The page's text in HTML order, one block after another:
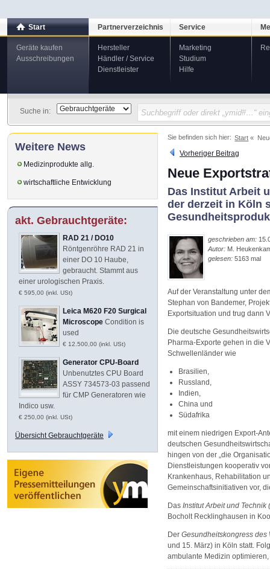
Start
Geräte kaufen
Ausschreibungen
Partnerverzeichnis
Hersteller
Händler / Service
Dienstleister
Service
Marketing
Studium
Hilfe
Suche in:
Sie befinden sich hier: Start
Vorheriger Beitrag
Neue
Das Institut Arbeit
der derzeit in Köln
geschrieben am:
Autor: M.
gelesen: 5163 mal
Auf der Veranstaltung unter
Stephan von Bandemer,
Exportsituation und trug dann
Die deutsche
Pharma-Exporte gehen in die
Schwellenländer wie
Brasilien,
Russland,
Indien,
China und
Südafrika
mit einem niedrigen Export-
deutschen
hingen von der „die
Dienstleistungen kooperativ
Krankenhaus, Rehabilitation
Gemeinschaftsinitiativen vor,
Das Institut Arbeit und Technik
Bocholt Recklinghausen in
Der Gesundheitskongress des
und 15. März) in Köln statt.
ambulante Medizin
Weitere News
Medizinprodukte allg.
wirtschaftliche Entwicklung
akt. Gebrauchtgeräte:
RAD 21 / DO10
Röntgenröhre RAD 21 in
einer DO 10 Haube,
gebraucht. Stammt aus
einer urologischen Praxis.
€ 595,00 (inkl. USt)
Leica M620 F20 Surgical
Microscope Condition is
used
€ 12.500,00 (inkl. USt)
Generator CPU-Board
Unbenutztes CPU Board
ASSY 734573-03 passend
für CMP Generatoren wie
Indico usw.
€ 250,00 (inkl. USt)
Übersicht Gebrauchtgeräte